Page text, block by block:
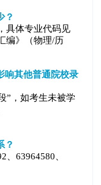
？
具体专业代码见
编》（物理/历
响其他普通院校录
”，如考生未被学
？
63964580、